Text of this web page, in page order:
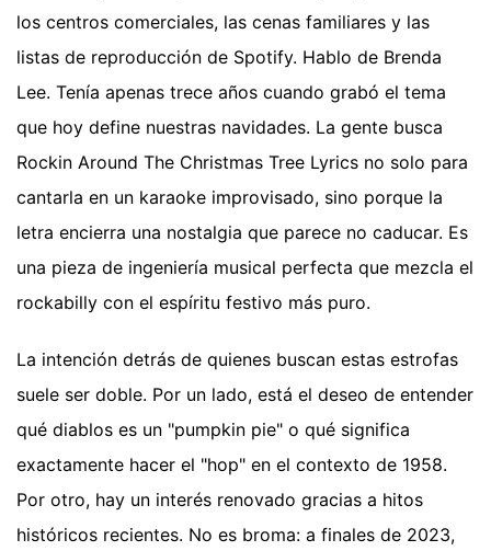
los centros comerciales, las cenas familiares y las
listas de reproducción de Spotify. Hablo de Brenda
Lee. Tenía apenas trece años cuando grabó el tema
que hoy define nuestras navidades. La gente busca
Rockin Around The Christmas Tree Lyrics no solo para
cantarla en un karaoke improvisado, sino porque la
letra encierra una nostalgia que parece no caducar. Es
una pieza de ingeniería musical perfecta que mezcla el
rockabilly con el espíritu festivo más puro.
La intención detrás de quienes buscan estas estrofas
suele ser doble. Por un lado, está el deseo de entender
qué diablos es un "pumpkin pie" o qué significa
exactamente hacer el "hop" en el contexto de 1958.
Por otro, hay un interés renovado gracias a hitos
históricos recientes. No es broma: a finales de 2023,